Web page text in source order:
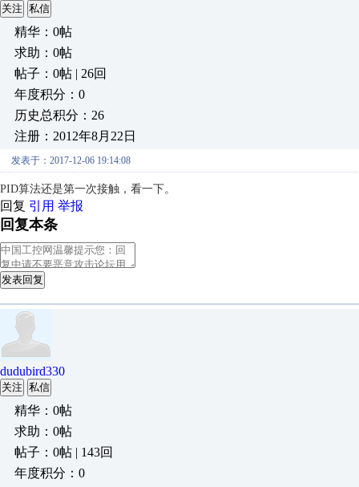
关注 私信
精华：0帖
求助：0帖
帖子：0帖 | 26回
年度积分：0
历史总积分：26
注册：2012年8月22日
发表于：2017-12-06 19:14:08
PID算法还是第一次接触，看一下。
回复 引用 举报
回复本条
发表回复
dudubird330
关注 私信
精华：0帖
求助：0帖
帖子：0帖 | 143回
年度积分：0